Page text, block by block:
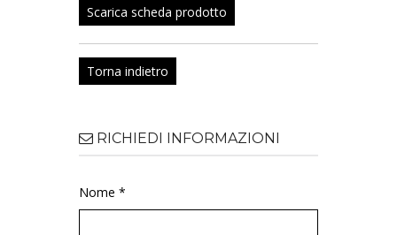
Scarica scheda prodotto
Torna indietro
RICHIEDI INFORMAZIONI
Nome *